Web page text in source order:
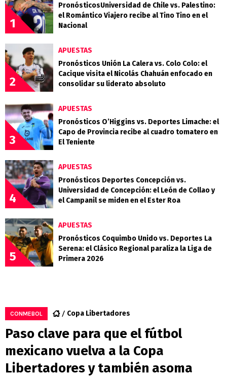
1
PronósticosUniversidad de Chile vs. Palestino:
el Romántico Viajero recibe al Tino Tino en el
Nacional
2
APUESTAS
Pronósticos Unión La Calera vs. Colo Colo: el
Cacique visita el Nicolás Chahuán enfocado en
consolidar su liderato absoluto
3
APUESTAS
Pronósticos O’Higgins vs. Deportes Limache: el
Capo de Provincia recibe al cuadro tomatero en
El Teniente
4
APUESTAS
Pronósticos Deportes Concepción vs.
Universidad de Concepción: el León de Collao y
el Campanil se miden en el Ester Roa
5
APUESTAS
Pronósticos Coquimbo Unido vs. Deportes La
Serena: el Clásico Regional paraliza la Liga de
Primera 2026
CONMEBOL Copa Libertadores
Paso clave para que el fútbol
mexicano vuelva a la Copa
Libertadores y también asoma